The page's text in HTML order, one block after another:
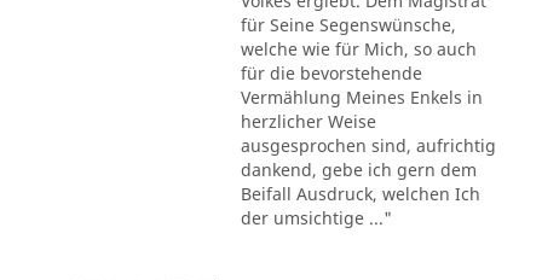
für Seine Segenswünsche,
welche wie für Mich, so auch
für die bevorstehende
Vermählung Meines Enkels in
herzlicher Weise
ausgesprochen sind, aufrichtig
dankend, gebe ich gern dem
Beifall Ausdruck, welchen Ich
der umsichtige ..."